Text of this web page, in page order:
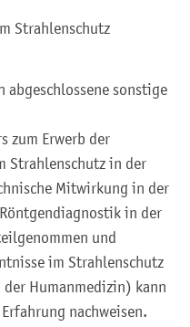
Strahlenschutz
sonstige
zum Erwerb der
Strahlenschutz in der
Mitwirkung in der
in der
und
im Strahlenschutz
Humanmedizin) kann
nachweisen.